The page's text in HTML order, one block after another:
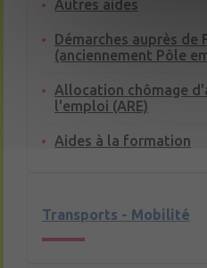
Autres aides
Démarches auprès de
(anciennement Pôle
Allocation chômage
l'emploi (ARE)
Aides à la formation
Transports - Mobilité